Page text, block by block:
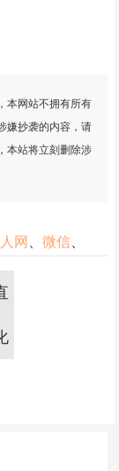
本网站不拥有所有
嫌抄袭的内容，请
本站将立刻删除涉
网 、微信